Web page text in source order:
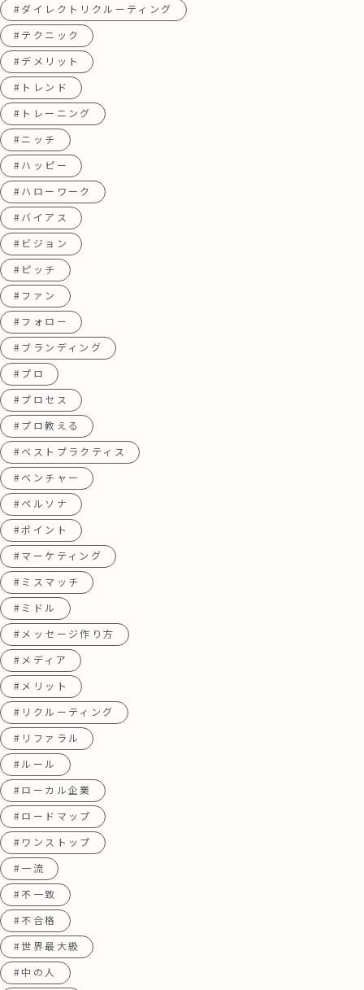
#ダイレクトリクルーティング
#テクニック
#デメリット
#トレンド
#トレーニング
#ニッチ
#ハッピー
#ハローワーク
#バイアス
#ビジョン
#ピッチ
#ファン
#フォロー
#ブランディング
#プロ
#プロセス
#プロ教える
#ベストプラクティス
#ベンチャー
#ペルソナ
#ポイント
#マーケティング
#ミスマッチ
#ミドル
#メッセージ作り方
#メディア
#メリット
#リクルーティング
#リファラル
#ルール
#ローカル企業
#ロードマップ
#ワンストップ
#一流
#不一致
#不合格
#世界最大級
#中の人